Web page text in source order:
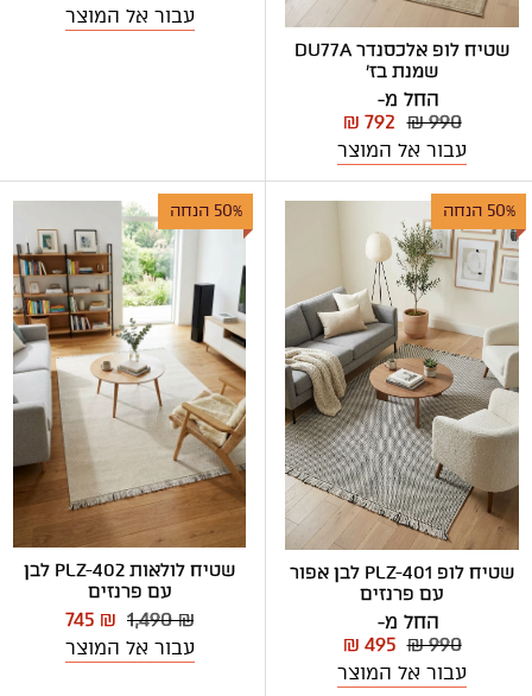
שטיח לופ אלכסנדר DU77A
שמנת בז'
החל מ-
₪ 990
₪ 792
עבור אל המוצר
עבור אל המוצר
50% הנחה
שטיח לופ PLZ-401 לבן אפור
עם פרנזים
החל מ-
₪ 990
₪ 495
עבור אל המוצר
50% הנחה
שטיח לולאות PLZ-402 לבן
עם פרנזים
1,490 ₪
745 ₪
עבור אל המוצר